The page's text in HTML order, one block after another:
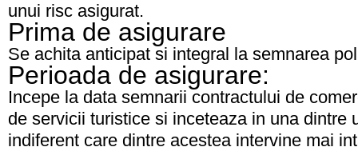
unui risc asigurat.
Prima de asigurare
Se achita anticipat si integral la semnarea
Perioada de asigurare:
Incepe la data semnarii contractului de
de servicii turistice si inceteaza in una dintre
indiferent care dintre acestea intervine mai